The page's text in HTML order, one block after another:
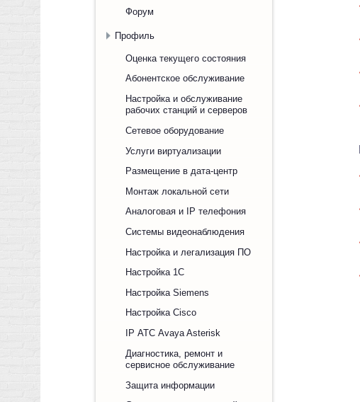
Форум
Профиль
Оценка текущего состояния
Абонентское обслуживание
Настройка и обслуживание
рабочих станций и серверов
Сетевое оборудование
Услуги виртуализации
Размещение в дата-центр
Монтаж локальной сети
Аналоговая и IP телефония
Системы видеонаблюдения
Настройка и легализация ПО
Настройка 1С
Настройка Siemens
Настройка Cisco
IP АТС Avaya Asterisk
Диагностика, ремонт и
сервисное обслуживание
Защита информации